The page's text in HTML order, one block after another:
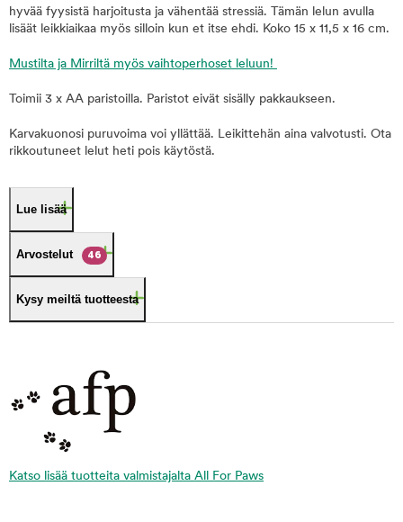
hyvää fyysistä harjoitusta ja vähentää stressiä. Tämän lelun avulla
lisäät leikkiaikaa myös silloin kun et itse ehdi. Koko 15 x 11,5 x 16 cm.
Mustilta ja Mirriltä myös vaihtoperhoset leluun!
Toimii 3 x AA paristoilla. Paristot eivät sisälly pakkaukseen.
Karvakuonosi puruvoima voi yllättää. Leikittehän aina valvotusti. Ota
rikkoutuneet lelut heti pois käytöstä.
Lue lisää
Arvostelut 46
Kysy meiltä tuotteesta
Katso lisää tuotteita valmistajalta All For Paws